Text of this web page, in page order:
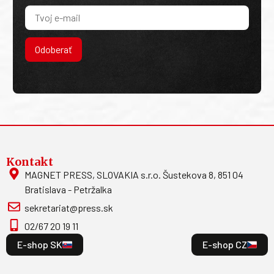
Odoberať
Kontakt
MAGNET PRESS, SLOVAKIA s.r.o. Šustekova 8, 851 04
Bratislava - Petržalka
sekretariat@press.sk
02/67 20 19 11
E-shop SK
E-shop CZ